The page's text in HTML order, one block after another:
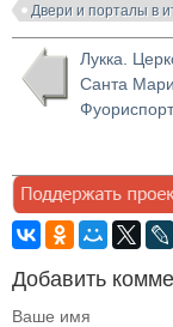
Двери и порталы в
Лукка.
Санта
Добавить
Ваше имя